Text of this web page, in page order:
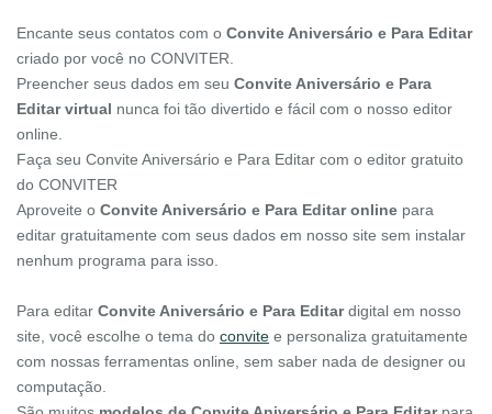
Encante seus contatos com o Convite Aniversário e Para Editar
criado por você no CONVITER.
Preencher seus dados em seu Convite Aniversário e Para
Editar virtual nunca foi tão divertido e fácil com o nosso editor
online.
Faça seu Convite Aniversário e Para Editar com o editor gratuito
do CONVITER
Aproveite o Convite Aniversário e Para Editar online para
editar gratuitamente com seus dados em nosso site sem instalar
nenhum programa para isso.
Para editar Convite Aniversário e Para Editardigital em nosso
site, você escolhe o tema do convite e personaliza gratuitamente
com nossas ferramentas online, sem saber nada de designer ou
computação.